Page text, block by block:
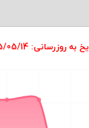
به روزرسانی: 1405/05/14